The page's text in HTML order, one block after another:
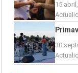
15
30